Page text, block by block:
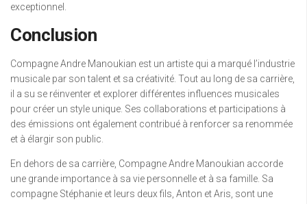
exceptionnel.
Conclusion
Compagne Andre Manoukian est un artiste qui a marqué l’industrie
musicale par son talent et sa créativité. Tout au long de sa carrière,
il a su se réinventer et explorer différentes influences musicales
pour créer un style unique. Ses collaborations et participations à
des émissions ont également contribué à renforcer sa renommée
et à élargir son public.
En dehors de sa carrière, Compagne Andre Manoukian accorde
une grande importance à sa vie personnelle et à sa famille. Sa
compagne Stéphanie et leurs deux fils, Anton et Aris, sont une